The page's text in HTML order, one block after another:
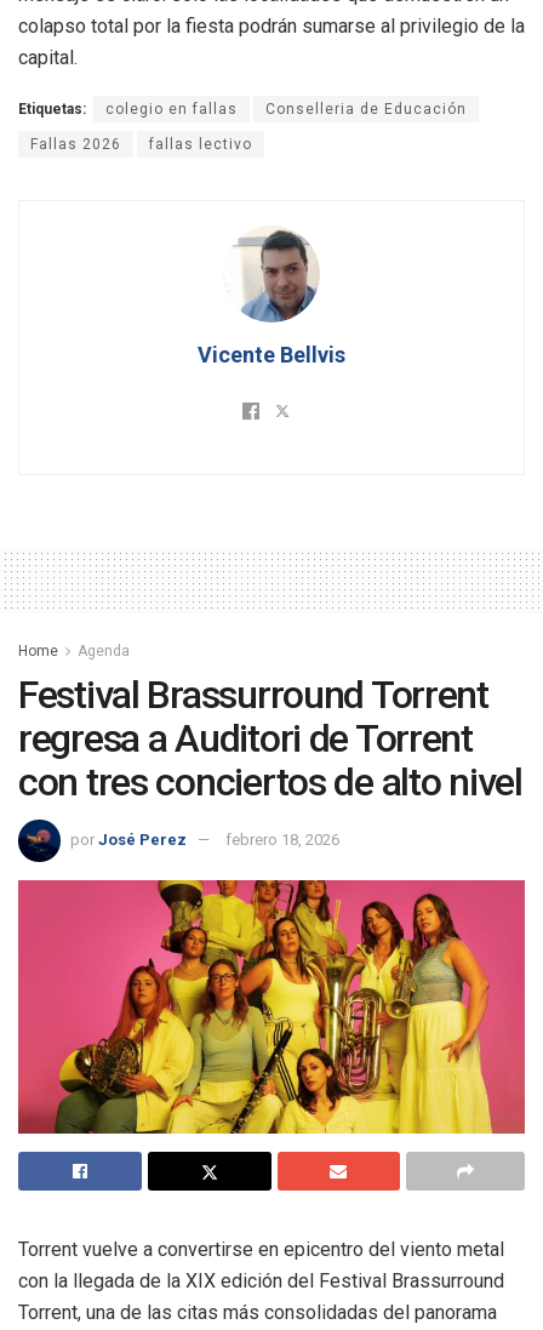
colapso total por la fiesta podrán sumarse al privilegio de la
capital.
Etiquetas: colegio en fallas Conselleria de Educación
Fallas 2026 fallas lectivo
Vicente Bellvis
Home Agenda
Festival Brassurround Torrent
regresa a Auditori de Torrent
con tres conciertos de alto nivel
por José Perez febrero 18, 2026
Torrent vuelve a convertirse en epicentro del viento metal
con la llegada de la XIX edición del Festival Brassurround
Torrent, una de las citas más consolidadas del panorama